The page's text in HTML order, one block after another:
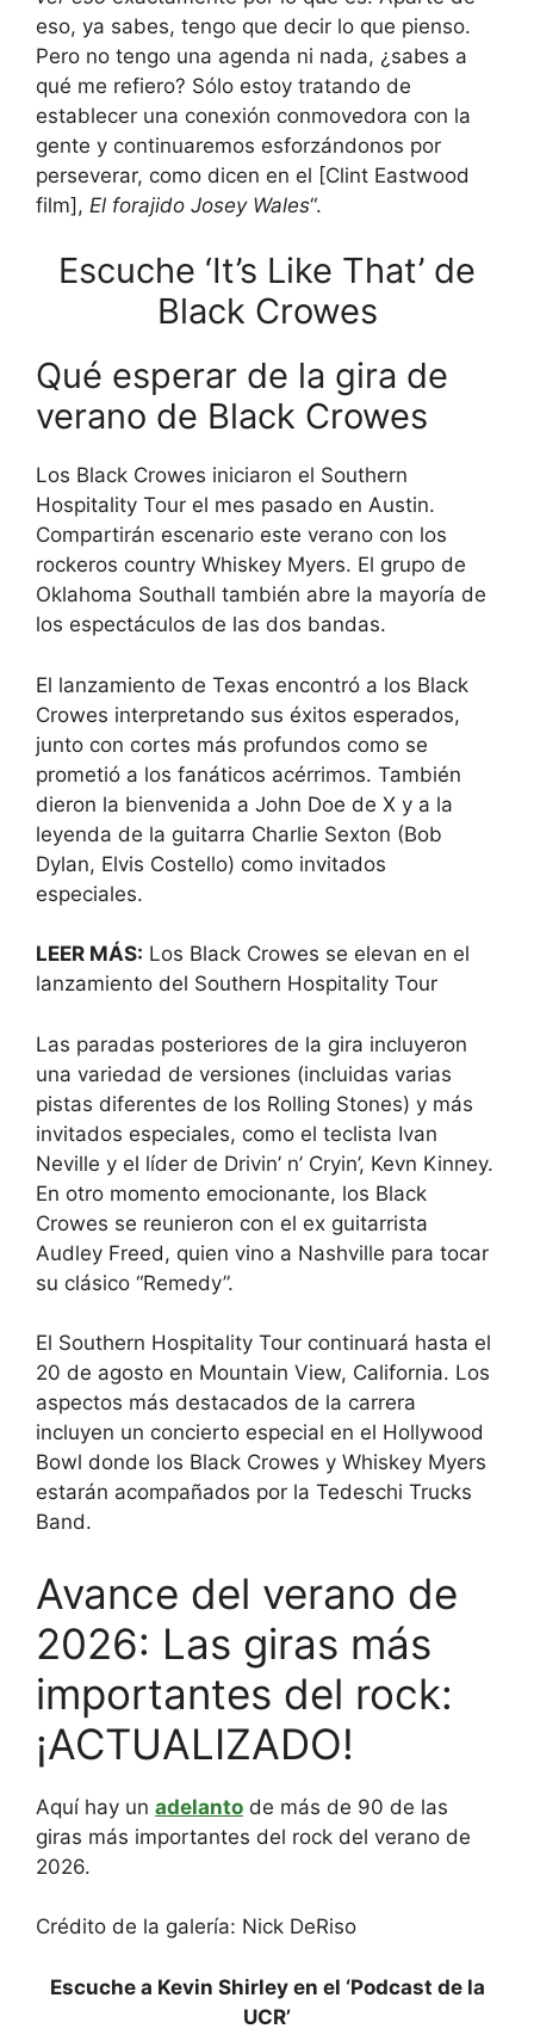
eso, ya sabes, tengo que decir lo que pienso.
Pero no tengo una agenda ni nada, ¿sabes a
qué me refiero? Sólo estoy tratando de
establecer una conexión conmovedora con la
gente y continuaremos esforzándonos por
perseverar, como dicen en el [Clint Eastwood
film], El forajido Josey Wales“.
Escuche ‘It’s Like That’ de
Black Crowes
Qué esperar de la gira de
verano de Black Crowes
Los Black Crowes iniciaron el Southern
Hospitality Tour el mes pasado en Austin.
Compartirán escenario este verano con los
rockeros country Whiskey Myers. El grupo de
Oklahoma Southall también abre la mayoría de
los espectáculos de las dos bandas.
El lanzamiento de Texas encontró a los Black
Crowes interpretando sus éxitos esperados,
junto con cortes más profundos como se
prometió a los fanáticos acérrimos. También
dieron la bienvenida a John Doe de X y a la
leyenda de la guitarra Charlie Sexton (Bob
Dylan, Elvis Costello) como invitados
especiales.
LEER MÁS: Los Black Crowes se elevan en el
lanzamiento del Southern Hospitality Tour
Las paradas posteriores de la gira incluyeron
una variedad de versiones (incluidas varias
pistas diferentes de los Rolling Stones) y más
invitados especiales, como el teclista Ivan
Neville y el líder de Drivin’ n’ Cryin’, Kevn Kinney.
En otro momento emocionante, los Black
Crowes se reunieron con el ex guitarrista
Audley Freed, quien vino a Nashville para tocar
su clásico “Remedy”.
El Southern Hospitality Tour continuará hasta el
20 de agosto en Mountain View, California. Los
aspectos más destacados de la carrera
incluyen un concierto especial en el Hollywood
Bowl donde los Black Crowes y Whiskey Myers
estarán acompañados por la Tedeschi Trucks
Band.
Avance del verano de
2026: Las giras más
importantes del rock:
¡ACTUALIZADO!
Aquí hay un adelanto de más de 90 de las
giras más importantes del rock del verano de
2026.
Crédito de la galería: Nick DeRiso
Escuche a Kevin Shirley en el ‘Podcast de la
UCR’